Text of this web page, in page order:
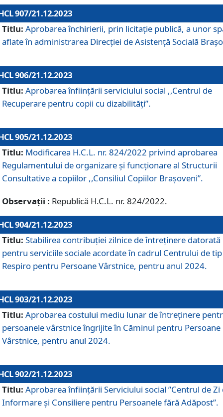
907/21.12.2023
Titlu: Aprobarea închirierii, prin licitație publică, a unor
aflate în administrarea Direcției de Asistență Socială
906/21.12.2023
Titlu: Aprobarea înființării serviciului social ,,Centrul de
Recuperare pentru copii cu dizabilități”.
905/21.12.2023
Titlu: Modificarea H.C.L. nr. 824/2022 privind aprobarea
Regulamentului de organizare şi funcţionare al Structurii
Consultative a copiilor ,,Consiliul Copiilor Braşoveni”.
Observații : Republică H.C.L. nr. 824/2022.
904/21.12.2023
Titlu: Stabilirea contribuţiei zilnice de întreținere datorată
pentru serviciile sociale acordate în cadrul Centrului de tip
Respiro pentru Persoane Vârstnice, pentru anul 2024.
903/21.12.2023
Titlu: Aprobarea costului mediu lunar de întreţinere
persoanele vârstnice îngrijite în Căminul pentru Persoane
Vârstnice, pentru anul 2024.
902/21.12.2023
Titlu: Aprobarea înființării Serviciului social ”Centrul de Zi
Informare și Consiliere pentru Persoanele fără Adăpost”.